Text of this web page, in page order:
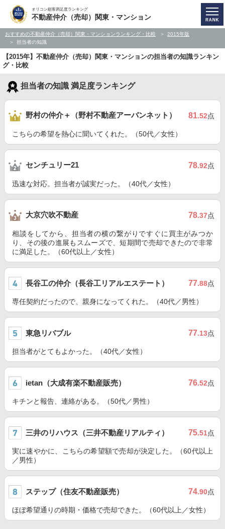
オリコン顧客満足度ランキング
不動産仲介（売却）関東・マンション
おすすめの不動産仲介（売却）関東・マンションランキング・比較
2015年版
担当者の知識
【2015年】不動産仲介（売却）関東・マンションの担当者の知識ランキン
グ・比較
担当者の知識 満足度ランキング
野村の仲介＋（野村不動産アーバンネット） 81.52点
こちらの希望を熱心に聞いてくれた。（50代／女性）
センチュリー21 78.92点
迅速な対応。担当者が誠実だった。（40代／女性）
大京穴吹不動産 78.37点
相談をしてから、担当者の横の繋がりですぐに買主がみつか
り、その後の進展もスムーズで、短期間で売却できたので非常
に満足した。（60代以上／女性）
長谷工の仲介（長谷工リアルエステート） 77.88点
専任契約だったので、親身になってくれた。（40代／男性）
東急リバブル 77.13点
担当者がとてもよかった。（40代／女性）
ietan（大成有楽不動産販売） 76.52点
キチンと報告、連絡がある。（50代／男性）
三井のリハウス（三井不動産リアルティ） 75.51点
実に速やかに、こちらの希望額で売却が決定した。（60代以上
／男性）
ステップ（住友不動産販売） 74.90点
ほぼ希望通りの時期・価格で売却できた。（60代以上／女性）